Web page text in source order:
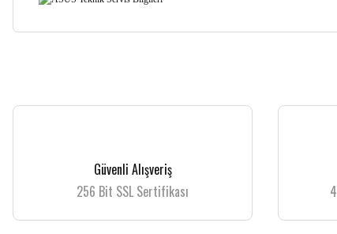
Görüş ve önerileriniz için teşekkür ederiz.
Ürün açıklamasında eksik bilgiler bulunuyor.
Ürün bilgilerinde hatalar bulunuyor.
Güvenli Alışveriş
256 Bit SSL Sertifikası